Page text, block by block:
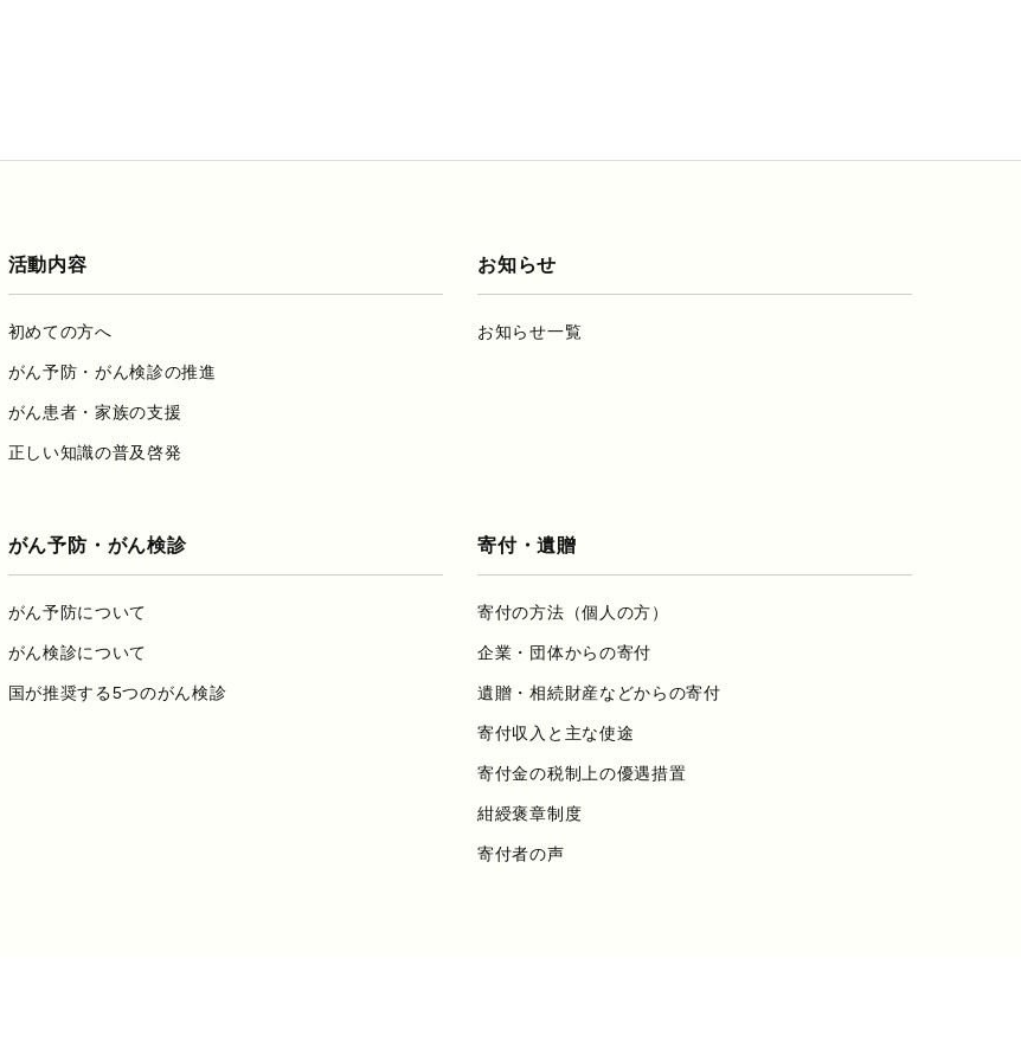
活動内容
初めての方へ
がん予防・がん検診の推進
がん患者・家族の支援
正しい知識の普及啓発
お知らせ
お知らせ一覧
がん予防・がん検診
がん予防について
がん検診について
国が推奨する5つのがん検診
寄付・遺贈
寄付の方法（個人の方）
企業・団体からの寄付
遺贈・相続財産などからの寄付
寄付収入と主な使途
寄付金の税制上の優遇措置
紺綬褒章制度
寄付者の声